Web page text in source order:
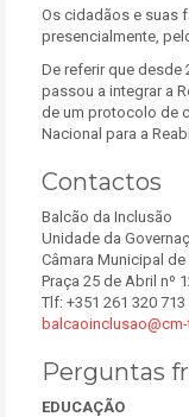
Os cidadãos e suas
presencialmente,
De referir que desde
passou a integrar a
de um protocolo de
Nacional para a
Contactos
Balcão da Inclusão
Unidade da
Câmara Municipal
Praça 25 de Abril nº
Tlf: +351 261 320 713
Perguntas
EDUCAÇÃO